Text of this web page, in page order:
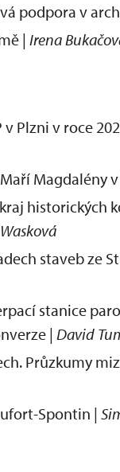
podpora v
| Irena
Plzni v roce
Magdalény
historických
staveb ze
stanice
| David
Průzkumy
Spontin |